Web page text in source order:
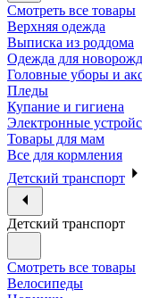
Смотреть все товары
Верхняя одежда
Выписка из роддома
Одежда для
Головные уборы и
Пледы
Купание и гигиена
Электронные
Товары для мам
Все для кормления
Детский транспорт
Детский транспорт
Смотреть все товары
Велосипеды